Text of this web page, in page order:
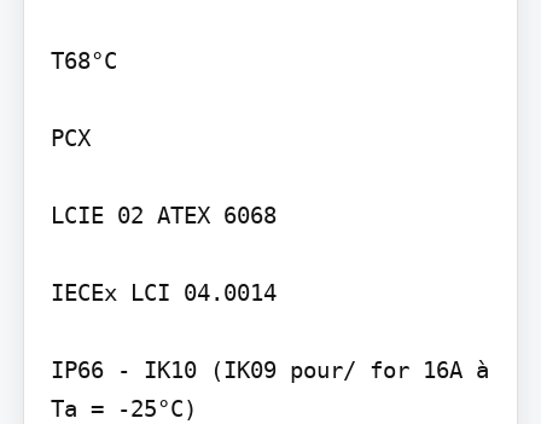
T68°C
PCX
LCIE 02 ATEX 6068
IECEx LCI 04.0014
IP66 - IK10 (IK09 pour/ for 16A à
Ta = -25°C)